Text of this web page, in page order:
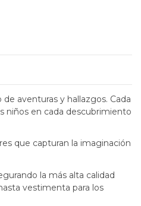
aventuras y hallazgos. Cada
niños en cada descubrimiento
que capturan la imaginación
la más alta calidad
vestimenta para los